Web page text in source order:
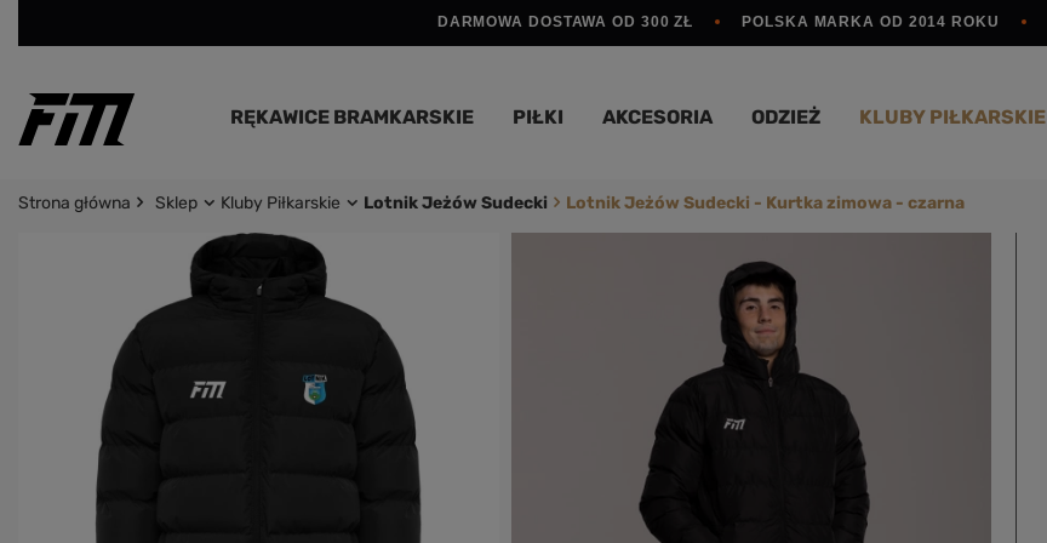
DARMOWA DOSTAWA OD 300 ZŁ POLSKA MARKA OD 2014 ROKU
RĘKAWICE BRAMKARSKIE PIŁKI AKCESORIA ODZIEŻ KLUBY PIŁKARSKIE
Strona główna Sklep Kluby Piłkarskie Lotnik Jeżów Sudecki Lotnik Jeżów Sudecki - Kurtka zimowa - czarna